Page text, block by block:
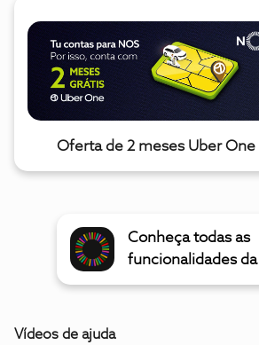
Oferta de 2 meses Uber One
Conheça todas as
funcionalidades
Vídeos de ajuda